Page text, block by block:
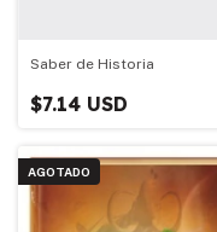
Saber de Historia
$7.14 USD
AGOTADO